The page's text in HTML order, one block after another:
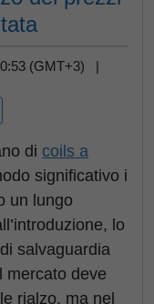
(GMT+3) |
di coils a
significativo i
un lungo
lo
salvaguardia
mercato deve
rialzo, ma nel